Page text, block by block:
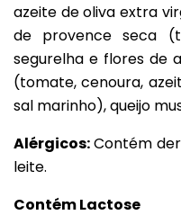
azeite de oliva extra
de provence seca
segurelha e flores de
(tomate, cenoura,
sal marinho), queijo
Alérgicos:Contém
leite.
Contém Lactose